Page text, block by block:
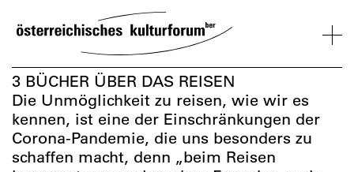
TO
VERANSTALTUNGEN KOSMOS BESUCH
UNS
VERANSTALTUNGEN
BESUCH
ÜBER
UNS
NETZWERK
3 BÜCHER ÜBER DAS REISEN
Die Unmöglichkeit zu reisen, wie wir es
kennen, ist eine der Einschränkungen der
Corona-Pandemie, die uns besonders zu
schaffen macht, denn „beim Reisen